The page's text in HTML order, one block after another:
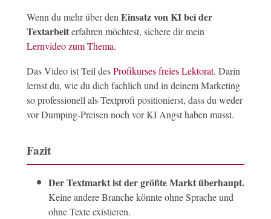
Wenn du mehr über denEinsatz von KI bei der
Textarbeiterfahren möchtest, sichere dir mein
Lernvideo zum Thema.
Das Video ist Teil desProfikurses freies Lektorat. Darin
lernst du, wie du dich fachlich und in deinem Marketing
so professionell als Textprofi positionierst, dass du weder
vor Dumping-Preisen noch vor KI Angst haben musst.
Fazit
Der Textmarkt ist der größte Markt überhaupt.
Keine andere Branche könnte ohne Sprache und
ohne Texte existieren.